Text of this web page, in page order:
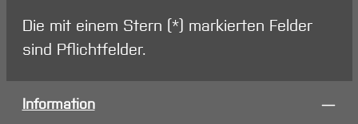
Die mit einem Stern (*) markierten Felder
sind Pflichtfelder.
Information